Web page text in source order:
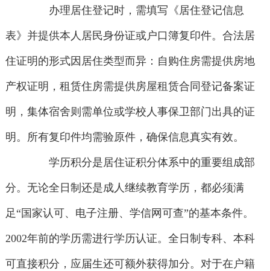
办理居住登记时，需填写《居住登记信息
表》并提供本人居民身份证或户口簿复印件。合法居
住证明的形式因居住类型而异：自购住房需提供房地
产权证明，租赁住房需提供房屋租赁合同登记备案证
明，集体宿舍则需单位或学校人事保卫部门出具的证
明。所有复印件均需验原件，确保信息真实有效。
学历积分是居住证积分体系中的重要组成部
分。无论全日制还是成人继续教育学历，都必须满
足“国家认可、电子注册、学信网可查”的基本条件。
2002年前的学历需进行学历认证。全日制专科、本科
可直接积分，应届生还可额外获得加分。对于在户籍